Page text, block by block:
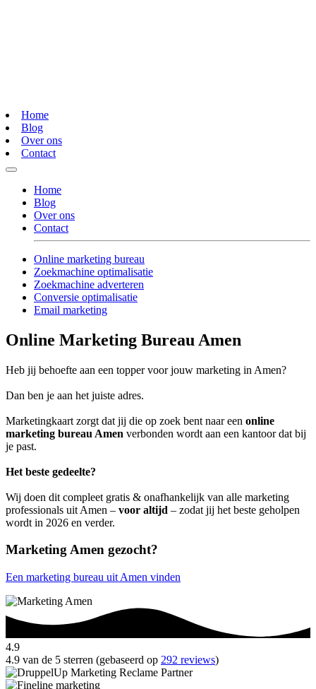
Home
Blog
Over ons
Contact
Home
Blog
Over ons
Contact
Online marketing bureau
Zoekmachine optimalisatie
Zoekmachine adverteren
Conversie optimalisatie
Email marketing
Online Marketing Bureau Amen
Heb jij behoefte aan een topper voor jouw marketing in Amen?
Dan ben je aan het juiste adres.
Marketingkaart zorgt dat jij die op zoek bent naar een online
marketing bureau Amen verbonden wordt aan een kantoor dat bij
je past.
Het beste gedeelte?
Wij doen dit compleet gratis & onafhankelijk van alle marketing
professionals uit Amen – voor altijd – zodat jij het beste geholpen
wordt in 2026 en verder.
Marketing Amen gezocht?
Een marketing bureau uit Amen vinden
4.9
4.9 van de 5 sterren (gebaseerd op 292 reviews)